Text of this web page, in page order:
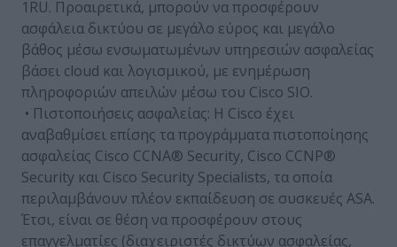
1RU. Προαιρετικά, μπορούν να προσφέρουν
ασφάλεια δικτύου σε μεγάλο εύρος και μεγάλο
βάθος μέσω ενσωματωμένων υπηρεσιών ασφαλείας
βάσει cloud και λογισμικού, με ενημέρωση
πληροφοριών απειλών μέσω του Cisco SIO.
• Πιστοποιήσεις ασφαλείας: Η Cisco έχει
αναβαθμίσει επίσης τα προγράμματα πιστοποίησης
ασφαλείας Cisco CCNA® Security, Cisco CCNP®
Security και Cisco Security Specialists, τα οποία
περιλαμβάνουν πλέον εκπαίδευση σε συσκευές ASA.
Έτσι, είναι σε θέση να προσφέρουν στους
επαγγελματίες (διαχειριστές δικτύων ασφαλείας,